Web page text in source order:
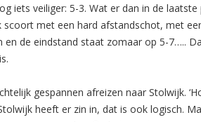
iets veiliger: 5-3. Wat er dan in de
scoort met een hard afstandschot, met
de eindstand staat zomaar op 5-7…..
gespannen afreizen naar Stolwijk.
heeft er zin in, dat is ook logisch.